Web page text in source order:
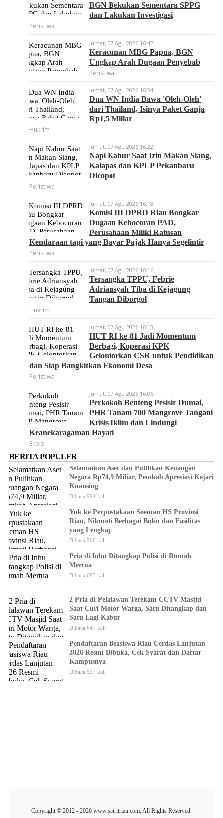
BGN Bekukan Sementara SPPG
dan Lakukan Investigasi
Peristiwa
Jumat, 07 Agu 2026 16:42
Keracunan MBG Papua, BGN
Ungkap Arah Dugaan Penyebab
Peristiwa
Jumat, 07 Agu 2026 16:34
Dua WN India Bawa 'Oleh-Oleh'
dari Thailand, Isinya Paket Ganja
Rp1,5 Miliar
Hukrim
Jumat, 07 Agu 2026 16:22
Napi Kabur Saat Izin Makan Siang,
Kalapas dan KPLP Pekanbaru
Dicopot
Peristiwa
Jumat, 07 Agu 2026 16:18
Komisi III DPRD Riau Bongkar
Dugaan Kebocoran PAD,
Perusahaan Miliki Ratusan
Kendaraan tapi yang Bayar Pajak Hanya Segelintir
Peristiwa
Jumat, 07 Agu 2026 16:16
Tersangka TPPU, Febrie
Adriansyah Tiba di Kejagung
Tangan Diborgol
Hukrim
Jumat, 07 Agu 2026 16:13
HUT RI ke-81 Jadi Momentum
Berbagi, Koperasi KPK
Gelontorkan CSR untuk Pendidikan
dan Siap Bangkitkan Ekonomi Desa
Peristiwa
Jumat, 07 Agu 2026 16:06
Perkokoh Benteng Pesisir Dumai,
PHR Tanam 700 Mangrove Tangani
Krisis Iklim dan Lindungi
Keanekaragaman Hayati
Ekbis
BERITA POPULER
Selamatkan Aset dan Pulihkan Keuangan
Negara Rp74,9 Miliar, Pemkab Apresiasi Kejari
Kuansing
Dibaca 994 kali
Yuk ke Perpustakaan Soeman HS Provinsi
Riau, Nikmati Berbagai Buku dan Fasilitas
yang Lengkap
Dibaca 760 kali
Pria di Inhu Ditangkap Polisi di Rumah
Mertua
Dibaca 685 kali
2 Pria di Pelalawan Terekam CCTV Masjid
Saat Curi Motor Warga, Satu Ditangkap dan
Satu Lagi Kabur
Dibaca 647 kali
Pendaftaran Beasiswa Riau Cerdas Lanjutan
2026 Resmi Dibuka, Cek Syarat dan Daftar
Kampusnya
Dibaca 527 kali
Copyright © 2012 - 2026 www.spiritriau.com. All Rights Reserved.